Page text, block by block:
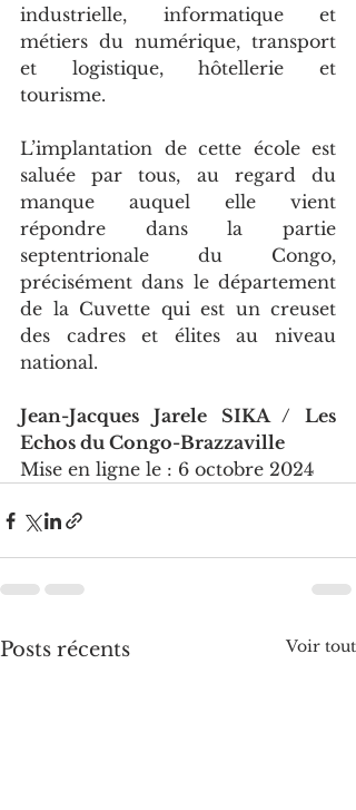
industrielle, informatique et
métiers du numérique, transport
et logistique, hôtellerie et
tourisme.
L’implantation de cette école est
saluée par tous, au regard du
manque auquel elle vient
répondre dans la partie
septentrionale du Congo,
précisément dans le département
de la Cuvette qui est un creuset
des cadres et élites au niveau
national.
Jean-Jacques Jarele SIKA / Les
Echos du Congo-Brazzaville
Mise en ligne le : 6 octobre 2024
Posts récents Voir tout